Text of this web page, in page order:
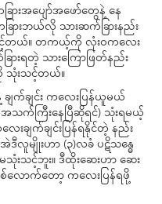
ားအပျော်အဖော်တွေနဲ့ နေ
ဘယ်လို သားဆက်ခြားနည်း
တယ်။ တကယ့်ကို လုံးဝကလေး
းရတဲ့ သားကြောဖြတ်နည်း
သုံးသင့်တယ်။
ချက်ချင်း ကလေးပြန်ယူမယ်
သက်ကြီးနေပြီဆိုရင်) သုံးရမယ့်
ချက်ချင်းပြန်ရနိုင်တဲ့ နည်း
ဒီလူမျိုးဟာ (၃)လခံ ပဋိသန္ဓေ
သုံးသင့်ဘူး။ ဒီထိုးဆေးဟာ ဆေး
လောက်တော့ ကလေးပြန်ရဖို့